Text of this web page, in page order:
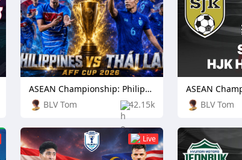
BLV Tom 42.15k
ASEAN Championship: Philippines vs Thailand
BLV Tom
Live